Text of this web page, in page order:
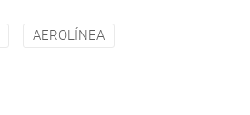
AEROLÍNEA